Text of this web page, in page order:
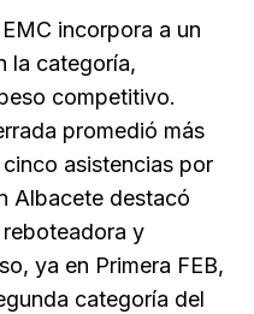
incorpora a un
la categoría,
competitivo.
promedió más
asistencias por
Albacete destacó
y
ya en Primera FEB,
categoría del